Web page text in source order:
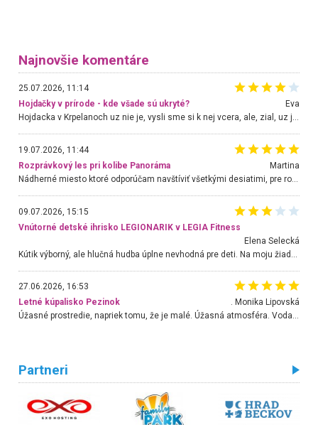
Najnovšie komentáre
25.07.2026, 11:14
Hojdačky v prírode - kde všade sú ukryté?
Eva
Hojdacka v Krpelanoch uz nie je, vysli sme si k nej vcera, ale, zial, uz je znicena. Ak sem planujete cestu len kvoli hojdacke, mozete si ju usetrit. Krasny vyhlad je tu vsak aj bez hojdacky :-)
19.07.2026, 11:44
Rozprávkový les pri kolibe Panoráma
Martina
Nádherné miesto ktoré odporúčam navštíviť všetkými desiatimi, pre rodiny s deťmi, dôchodcom... Proste a jednoducho ozaj rozprávkový les.. určite ešte prídeme. Odniesli sme si na pamiatku krásne tričká,
09.07.2026, 15:15
Vnútorné detské ihrisko LEGIONARIK v LEGIA Fitness
Elena Selecká
27.06.2026, 16:53
Letné kúpalisko Pezinok
. Monika Lipovská
Úžasné prostredie, napriek tomu, že je malé. Úžasná atmosféra. Voda fantastická a nádherná. Ľudí je pomerne veľa, ale su mili a ohľaduplní. Je veľmi zaujímavé sledovať, ako dokážu spolu športovať cudzí ľudia a bez ohľadu na vek. Vládne tu pohoda. Vnuka neviem dostať z vody. Ďakujem za krásny deň . Urcite sa sem vrátim. Jediný problém je s parkovaním, ale aj ten sa mi podarilo vyriešiť. Monika Bratislava
Partneri